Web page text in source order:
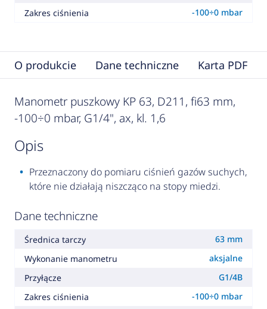
Zakres ciśnienia
-100÷0 mbar
O produkcie Dane techniczne Karta PDF
Manometr puszkowy KP 63, D211, fi63 mm,
-100÷0 mbar, G1/4", ax, kl. 1,6
opis
Przeznaczony do pomiaru ciśnień gazów suchych,
które nie działają niszcząco na stopy miedzi.
Dane techniczne
Średnica tarczy
63 mm
Wykonanie manometru
aksjalne
Przyłącze
G1/4B
Zakres ciśnienia
-100÷0 mbar